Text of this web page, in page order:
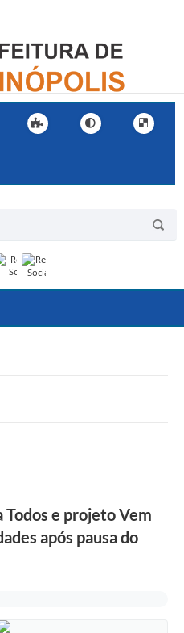
Todos e projeto Vem
após pausa do